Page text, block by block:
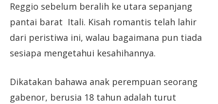
Reggio sebelum beralih ke utara sepanjang
pantai barat Itali. Kisah romantis telah lahir
dari peristiwa ini, walau bagaimana pun tiada
sesiapa mengetahui kesahihannya.
Dikatakan bahawa anak perempuan seorang
gabenor, berusia 18 tahun adalah turut